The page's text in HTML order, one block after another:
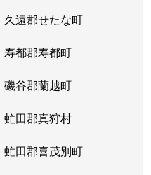
久遠郡せたな町
寿都郡寿都町
磯谷郡蘭越町
虻田郡真狩村
虻田郡喜茂別町